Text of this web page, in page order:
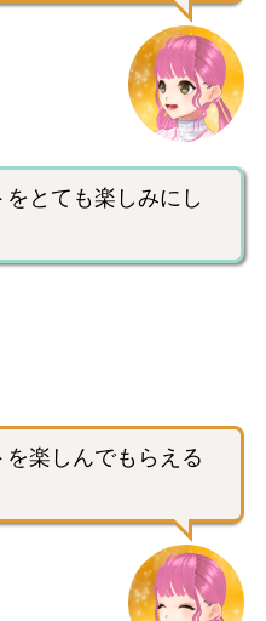
とても楽しみにし
楽しんでもらえる